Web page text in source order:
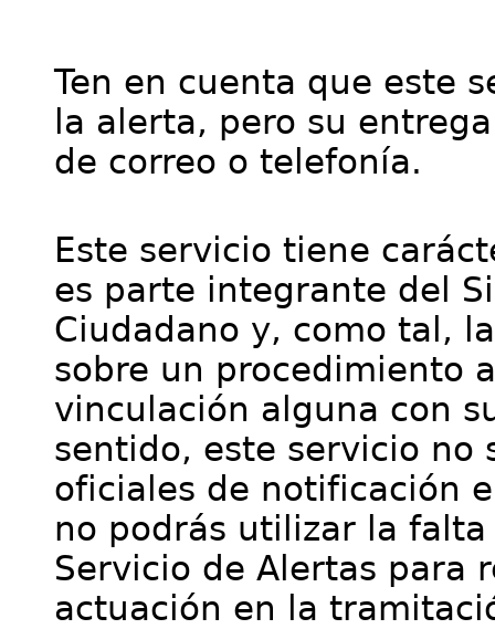
Ten en cuenta que este
la alerta, pero su
de correo o telefonía.
Este servicio tiene
es parte integrante del
Ciudadano y, como tal,
sobre un procedimiento
vinculación alguna con
sentido, este servicio no
oficiales de notificación
no podrás utilizar la
Servicio de Alertas para
actuación en la